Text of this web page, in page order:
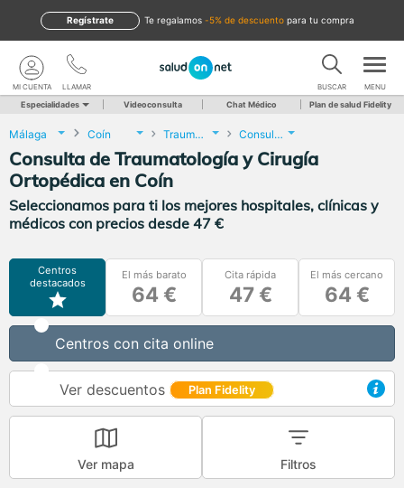
te regalamos -5% de descuento para tu compra
Regístrate
LLAMAR
MI CUENTA BUSCAR MENU
Especialidades Videoconsulta Chat Médico Plan de salud Fidelity
Málaga Coín Traumatología y Cirugía Ortopédica Consulta de Traumatología y Cirugía Ortopédica
Consulta de Traumatología y Cirugía
Ortopédica en Coín
Seleccionamos para ti los mejores hospitales, clínicas y
médicos con precios desde 47 €
Centros
destacados
El más barato
64 €
Cita rápida
47 €
El más cercano
64 €
Centros con cita online
Ver descuentos Plan Fidelity
Ver mapa Filtros